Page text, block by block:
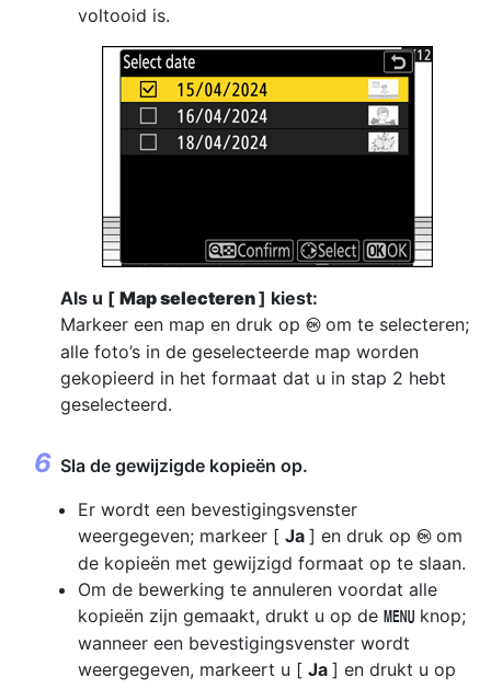
voltooid is.
Als u [ Map selecteren] kiest:
Markeer een map en druk op J om te selecteren;
alle foto’s in de geselecteerde map worden
gekopieerd in het formaat dat u in stap 2 hebt
geselecteerd.
Sla de gewijzigde kopieën op.
Er wordt een bevestigingsvenster
weergegeven; markeer [ Ja ] en druk op J om
de kopieën met gewijzigd formaat op te slaan.
Om de bewerking te annuleren voordat alle
kopieën zijn gemaakt, drukt u op de G knop;
wanneer een bevestigingsvenster wordt
weergegeven, markeert u [ Ja ] en drukt u op